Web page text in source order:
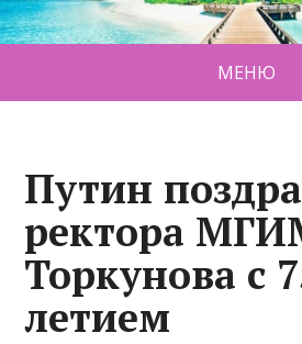
МЕНЮ
Путин
ректора
Торкунова с
летием